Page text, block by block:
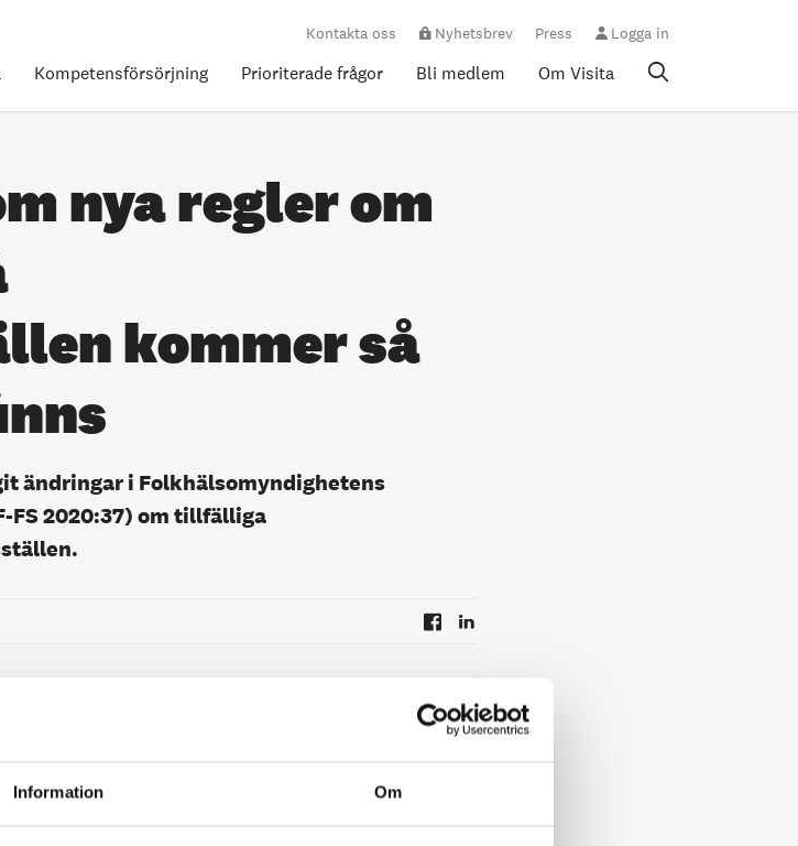
Information Om
Kompetensförsörjning Prioriterade frågor Bli medlem Om Visita
Kontakta oss Nyhetsbrev Press Logga in
nya regler om
kommer så
ändringar i Folkhälsomyndighetens
FS 2020:37) om tillfälliga
den 1 mars och innebär i korthet
ska hålla stängt mellan kl. 20.30 och kl.